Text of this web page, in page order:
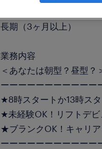
長期（3ヶ月以上）
業務内容
＜あなたは朝型？昼型？
ーーーーーーーーーーー
★8時スタートか13時ス
★未経験OK！リフトデビ
★ブランクOK！キャリア
ーーーーーーーーーーー